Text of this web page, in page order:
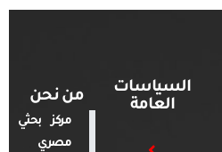
السياسات
العامة
من نحن
مركز بحثي
مصري